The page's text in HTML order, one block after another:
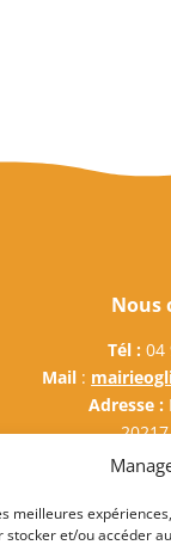
meilleures
stocker et/ou accéder
Nous
Tél : 04
Mail :
Adresse :